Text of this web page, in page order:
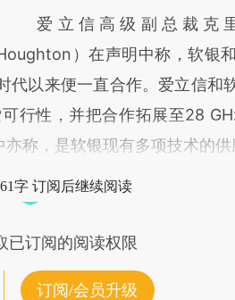
爱立信高级副总裁克里
）在声明中称，软银
代以来便一直合作。爱立信和
行性，并把合作拓展至28
称，是软银现有多项技术的供
字 订阅后继续阅读
已订阅的阅读权限
订阅/会员升级